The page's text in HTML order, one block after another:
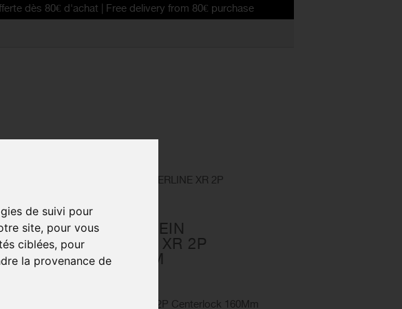
de suivi pour
site, pour vous
ciblées, pour
la provenance de
d'achat | Free delivery from 80€ purchase
Disque de Frein ROTOR CENTERLINE XR 2P
DISQUE DE FREIN
CENTERLINE XR 2P
160MM
Disques Sram Rotor Centerline Xr 2P Centerlock 160Mm